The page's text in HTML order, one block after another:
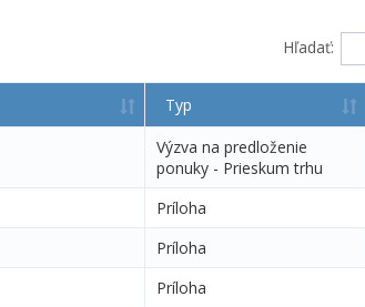
Hľadať:
Typ
Výzva na predloženie
ponuky - Prieskum trhu
Príloha
Príloha
Príloha